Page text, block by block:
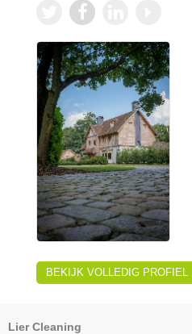
BEKIJK VOLLEDIG PROFIEL
Lier Cleaning